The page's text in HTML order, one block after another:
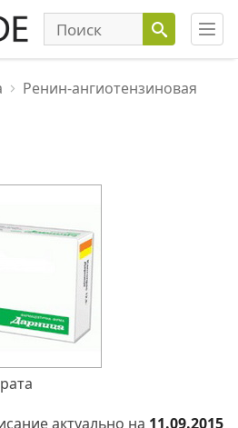
Ренин-ангиотензиновая
актуально на 11.09.2015